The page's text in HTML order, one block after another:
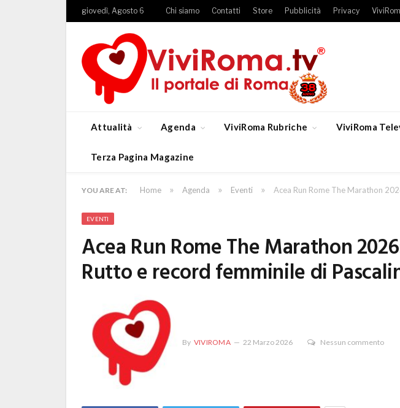
giovedì, Agosto 6 Chi siamo Contatti Store Pubblicità Privacy
Attualità Agenda ViviRoma Rubriche ViviRoma
Terza Pagina Magazine
YOU ARE AT: Home » Agenda » Eventi » Acea Run Rome The Marathon
EVENTI
Acea Run Rome The Marathon
Rutto e record femminile di
By VIVIROMA 22 Marzo 2026 Nessun commento